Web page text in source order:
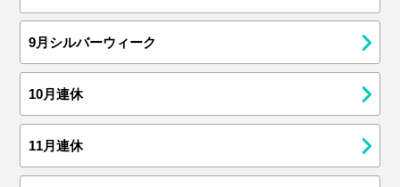
9月シルバーウィーク
10月連休
11月連休